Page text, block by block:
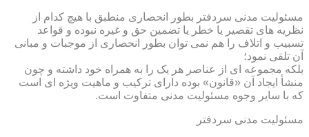
مسئولیت مدنی سردفتر بطور انحصاری منطبق با هیچ کدام از
نظریه های تقصیر یا خطر یا تضمین حق و غیره نبوده و قواعد
تسبیب و اتلاف را هم نمی توان بطور انحصاری از موجبات و مبانی
آن تلقی نمود؛
بلکه مجموعه ای از عناصر هر یک را به همراه خود داشته و چون
منشأ ایجاد آن «قانون» بوده دارای ترکیب و ماهیت ویژه ای است
که با سایر وجوه مسئولیت مدنی متفاوت است.
مسئولیت مدنی سردفتر